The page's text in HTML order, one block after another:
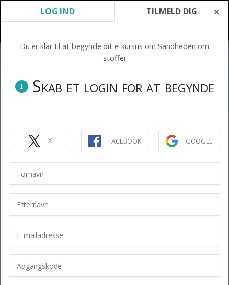
×
LOG IND TILMELD DIG
Du er klar til at begynde dit e-kursus om Sandheden om
stoffer
1 Skab et login for at begynde
X FACEBOOK GOOGLE